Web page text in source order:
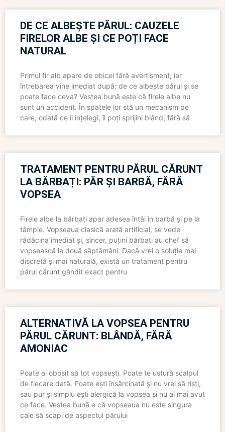
DE CE ALBEȘTE PĂRUL: CAUZELE
FIRELOR ALBE ȘI CE POȚI FACE
NATURAL
Primul fir alb apare de obicei fără avertisment, iar
întrebarea vine imediat după: de ce albește părul și se
poate face ceva? Vestea bună este că firele albe nu
sunt un accident. În spatele lor stă un mecanism pe
care, odată ce îl înțelegi, îl poți sprijini blând, fără să
TRATAMENT PENTRU PĂRUL CĂRUNT
LA BĂRBAȚI: PĂR ȘI BARBĂ, FĂRĂ
VOPSEA
Firele albe la bărbați apar adesea întâi în barbă și pe la
tâmple. Vopseaua clasică arată artificial, se vede
rădăcina imediat și, sincer, puțini bărbați au chef să
vopsească la două săptămâni. Dacă vrei o soluție mai
discretă și mai naturală, există un tratament pentru
părul cărunt gândit exact pentru
ALTERNATIVĂ LA VOPSEA PENTRU
PĂRUL CĂRUNT: BLÂNDĂ, FĂRĂ
AMONIAC
Poate ai obosit să tot vopsești. Poate te ustură scalpul
de fiecare dată. Poate ești însărcinată și nu vrei să riști,
sau pur și simplu ești alergică la vopsea și nu ai mai avut
ce face. Vestea bună e că vopseaua nu este singura
cale să scapi de aspectul părului